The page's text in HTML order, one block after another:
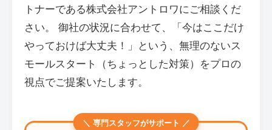
トナーである株式会社アントロワにご相談くだ
さい。 御社の状況に合わせて、「今はここだけ
やっておけば大丈夫！」という、無理のないス
モールスタート（ちょっとした対策）をプロの
視点でご提案いたします。
＼ 専門スタッフがサポート ／